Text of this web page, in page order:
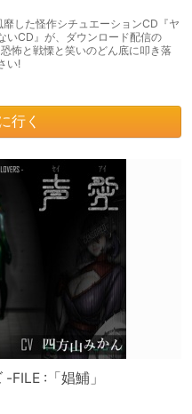
した怪作シチュエーションCD『ヤ
いCD』が、ダウンロード配信の
怖と戦慄と笑いのどん底に叩き落
い!
行く
:「娼鯆」